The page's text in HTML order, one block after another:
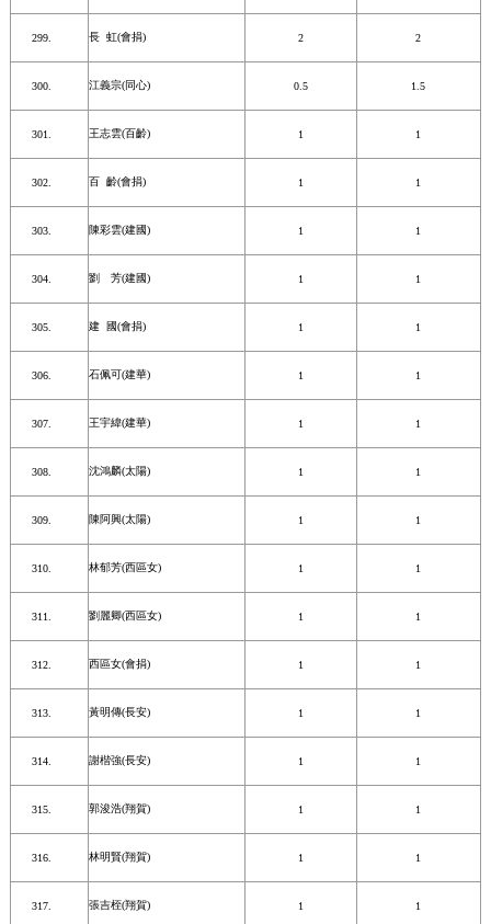
長 虹(會捐) 2 2
江義宗(同心) 0.5 1.5
王志雲(百齡) 1 1
百 齡(會捐) 1 1
陳彩雲(建國) 1 1
劉 芳(建國) 1 1
建 國(會捐) 1 1
石佩可(建華) 1 1
王宇緯(建華) 1 1
沈鴻麟(太陽) 1 1
陳阿興(太陽) 1 1
林郁芳(西區女) 1 1
劉麗卿(西區女) 1 1
西區女(會捐) 1 1
黃明傳(長安) 1 1
謝楷強(長安) 1 1
郭浚浩(翔賀) 1 1
林明賢(翔賀) 1 1
張吉桎(翔賀) 1 1